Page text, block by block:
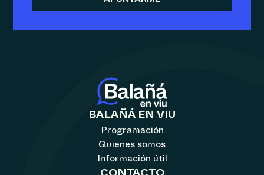
BALAÑÁ EN VIU
Programación
Quienes somos
Información útil